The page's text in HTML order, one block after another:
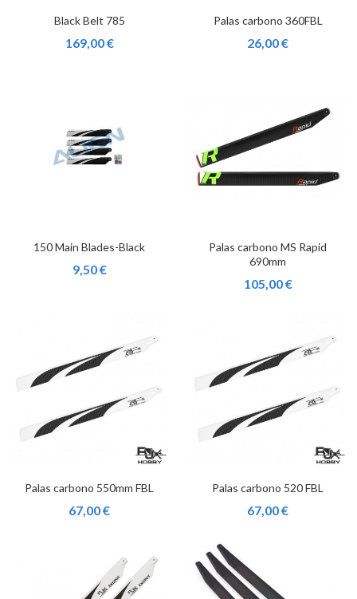
Black Belt 785
169,00 €
Palas carbono 360FBL
26,00 €
150 Main Blades-Black
9,50 €
Palas carbono MS Rapid
690mm
105,00 €
Palas carbono 550mm FBL
67,00 €
Palas carbono 520 FBL
67,00 €